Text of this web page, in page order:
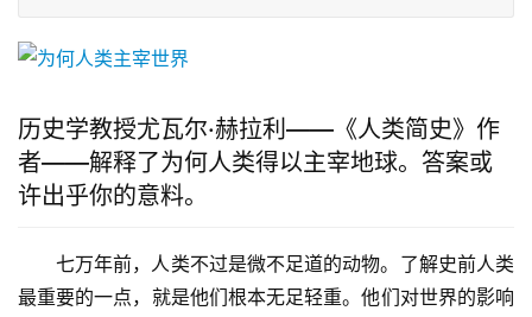
历史学教授尤瓦尔·赫拉利——《人类简史》作
者——解释了为何人类得以主宰地球。答案或
许出乎你的意料。
七万年前，人类不过是微不足道的动物。了解史前人类
最重要的一点，就是他们根本无足轻重。他们对世界的影响